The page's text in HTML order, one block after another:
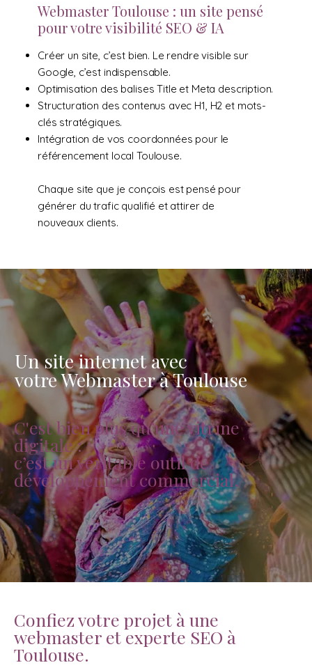
Webmaster Toulouse : un site pensé
pour votre visibilité SEO & IA
Créer un site, c’est bien. Le rendre visible sur
Google, c’est indispensable.
Optimisation des balises Title et Meta description.
Structuration des contenus avec H1, H2 et mots-
clés stratégiques.
Intégration de vos coordonnées pour le
référencement local Toulouse.
Chaque site que je conçois est pensé pour
générer du trafic qualifié et attirer de
nouveaux clients.
Un site internet avec
votre Webmaster à Toulouse
C'est bien plus qu’une vitrine
digitale :
c’est un véritable outil de
développement commercial.
Confiez votre projet à une
webmaster et experte SEO à
Toulouse.